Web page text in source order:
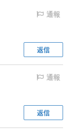
通報
返信
通報
返信